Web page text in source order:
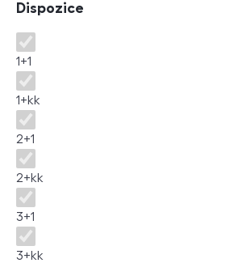
Dispozice
Dispozice
1+1
1+kk
2+1
2+kk
3+1
3+kk